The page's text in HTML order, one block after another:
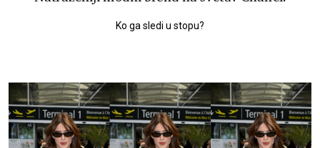
Ko ga sledi u stopu?